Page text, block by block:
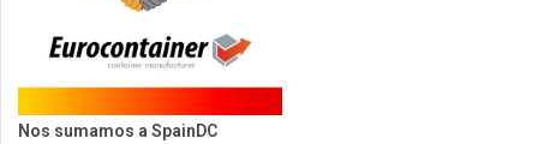
Nos sumamos a SpainDC